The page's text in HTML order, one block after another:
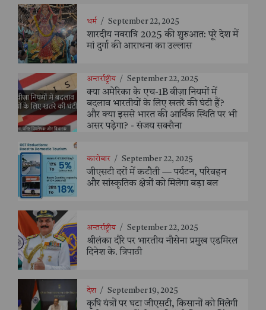
धर्म / September 22, 2025
शारदीय नवरात्रि 2025 की शुरुआत: पूरे देश में
मां दुर्गा की आराधना का उल्लास
अन्तर्राष्ट्रीय / September 22, 2025
क्या अमेरिका के एच-1B वीज़ा नियमों में
बदलाव भारतीयों के लिए खतरे की घंटी हैं?
और क्या इससे भारत की आर्थिक स्थिति पर भी
असर पड़ेगा? - संजय सक्सैना
कारोबार / September 22, 2025
जीएसटी दरों में कटौती — पर्यटन, परिवहन
और सांस्कृतिक क्षेत्रों को मिलेगा बड़ा बल
अन्तर्राष्ट्रीय / September 22, 2025
श्रीलंका दौरे पर भारतीय नौसेना प्रमुख एडमिरल
दिनेश के. त्रिपाठी
देश / September 19, 2025
कृषि यंत्रों पर घटा जीएसटी, किसानों को मिलेगी